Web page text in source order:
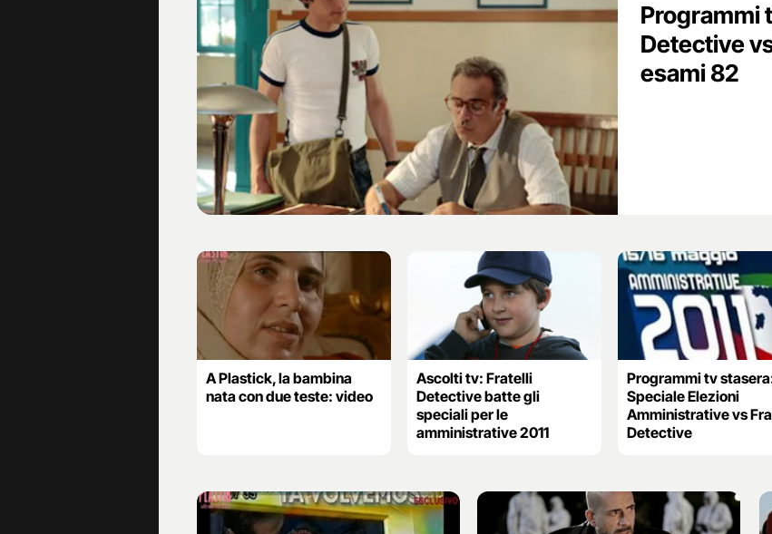
Programmi
Detective
esami 82
A Plastick, la bambina
nata con due teste: video
Ascolti tv: Fratelli
Detective batte gli
speciali per le
amministrative 2011
Programmi tv
Speciale Elezioni
Amministrative vs
Detective